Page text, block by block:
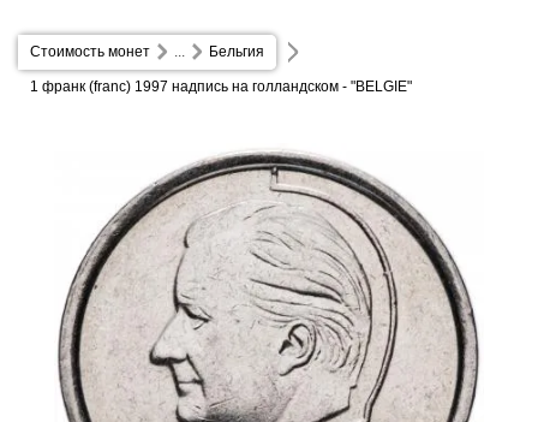
Стоимость монет Бельгия
...
1 франк (franc) 1997 надпись на голландском - "BELGIE"